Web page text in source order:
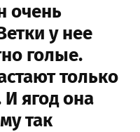
очень
у нее
голые.
только
ягод она
так